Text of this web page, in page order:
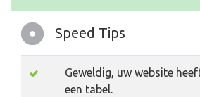
Speed Tips
Geweldig, uw website
een tabel.